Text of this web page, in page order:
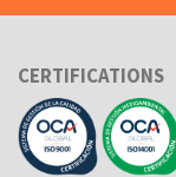
CERTIFICATIONS